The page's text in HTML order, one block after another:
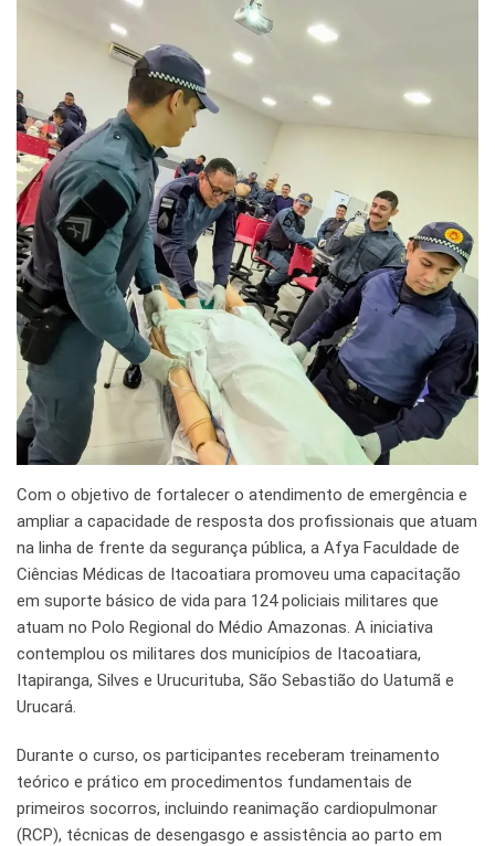
Com o objetivo de fortalecer o atendimento de emergência e
ampliar a capacidade de resposta dos profissionais que atuam
na linha de frente da segurança pública, a Afya Faculdade de
Ciências Médicas de Itacoatiara promoveu uma capacitação
em suporte básico de vida para 124 policiais militares que
atuam no Polo Regional do Médio Amazonas. A iniciativa
contemplou os militares dos municípios de Itacoatiara,
Itapiranga, Silves e Urucurituba, São Sebastião do Uatumã e
Urucará.
Durante o curso, os participantes receberam treinamento
teórico e prático em procedimentos fundamentais de
primeiros socorros, incluindo reanimação cardiopulmonar
(RCP), técnicas de desengasgo e assistência ao parto em